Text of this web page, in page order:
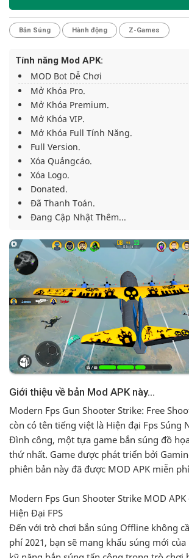
Bắn Súng Hành động Z-Games
Tính năng Mod APK:
MOD Bot Dễ Chơi
Mở Khóa Pro.
Mở Khóa Premium.
Mở Khóa VIP.
Mở Khóa Full Tính Năng.
Full Version.
Xóa Quảngcáo.
Xóa Logo.
Donated.
Đã Thanh Toán.
Đang Cập Nhật Thêm...
Modern Fps Gun Shooter Strike: Free
còn có tên tiếng việt là Hiện đại Fps Súng
Đình công, một tựa game bắn súng đồ
thứ nhất. Game được phát triển bởi
phiên bản này đã được MOD APK miễn
Modern Fps Gun Shooter Strike MOD APK
Hiện Đại FPS
Đến với trò chơi bắn súng Offline không
phí 2021, bạn sẽ mang khẩu súng mới